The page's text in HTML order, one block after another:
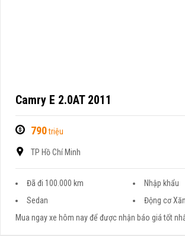
Camry E 2.0AT 2011
790triệu
TP Hồ Chí Minh
Đã đi 100.000 km
Nhập khẩu
Sedan
Động cơ
Mua ngay xe hôm nay để được nhận báo giá tốt